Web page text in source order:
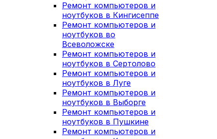
Ремонт компьютеров и
ноутбуков в Кингисеппе
Ремонт компьютеров и
ноутбуков во
Всеволожске
Ремонт компьютеров и
ноутбуков в Сертолово
Ремонт компьютеров и
ноутбуков в Луге
Ремонт компьютеров и
ноутбуков в Выборге
Ремонт компьютеров и
ноутбуков в Пушкине
Ремонт компьютеров и